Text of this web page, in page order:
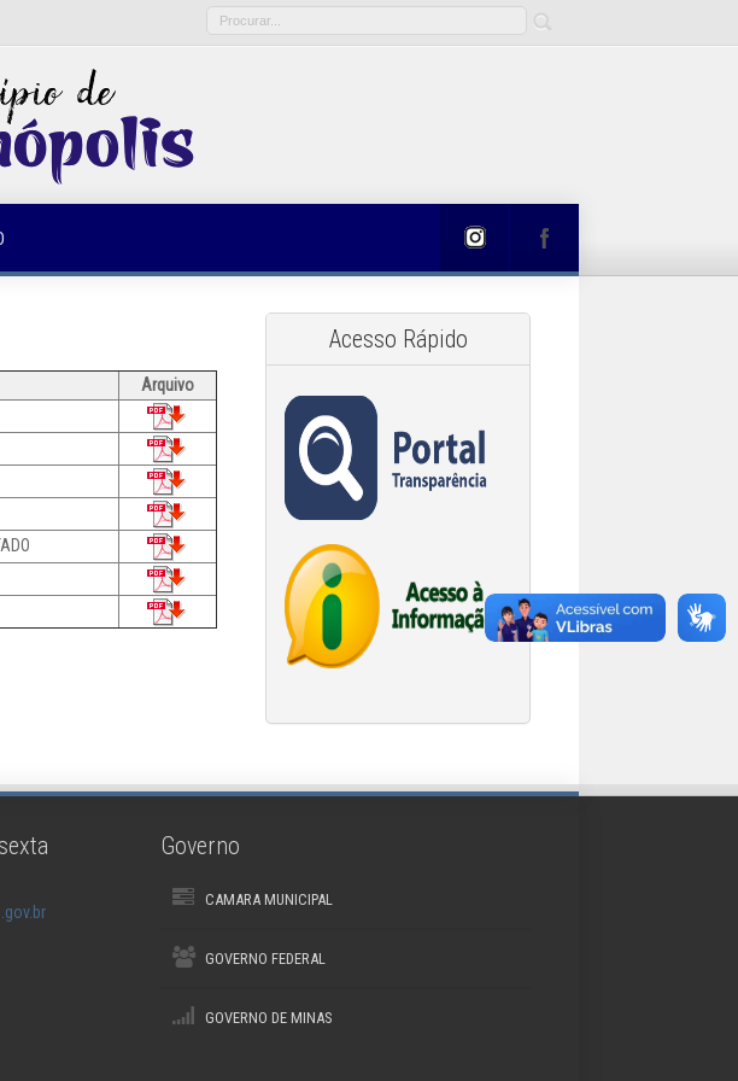
Arquivo
Acesso Rápido
Governo
CAMARA MUNICIPAL
GOVERNO FEDERAL
GOVERNO DE MINAS